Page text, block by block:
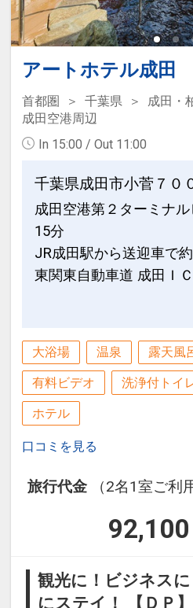
【このプランでおとま
室】
□照度1800LUXの明る
□ゆとりのあるデュベ
□加湿機能付空気清浄機
□消臭スプレー
□携帯電話充電器 etc....
設定期間：2022年4
月31日
インターネットコース
200000015640
アートホテル成田
首都圏 千葉県
成田・
成田空港周辺
In 15:00 / Out 11:00
千葉県成田市小菅７０
成田空港第２ターミナ
15分
JR成田駅から送迎車で
東関東自動車道 成田Ｉ
大浴場 温泉 露天風
有料ビデオ 洗浄付トイ
ホテル
口コミを見る
旅行代金
（2名1室ご利
観光に！ビジネスに
にステイ！ 【ＤＰ